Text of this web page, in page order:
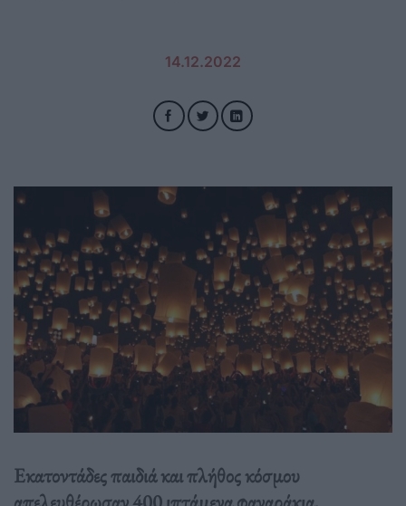
14.12.2022
Εκατοντάδες παιδιά και πλήθος κόσμου